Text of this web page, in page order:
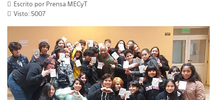
Escrito por Prensa MECyT
Visto: 5007